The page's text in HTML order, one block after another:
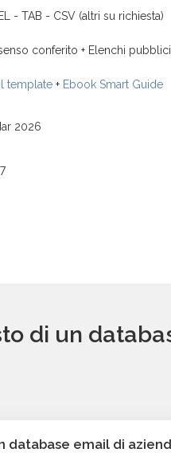
- TAB - CSV (altri su richiesta)
conferito + Elenchi pubblici
template + Ebook Smart Guide
2026
di un
database email di